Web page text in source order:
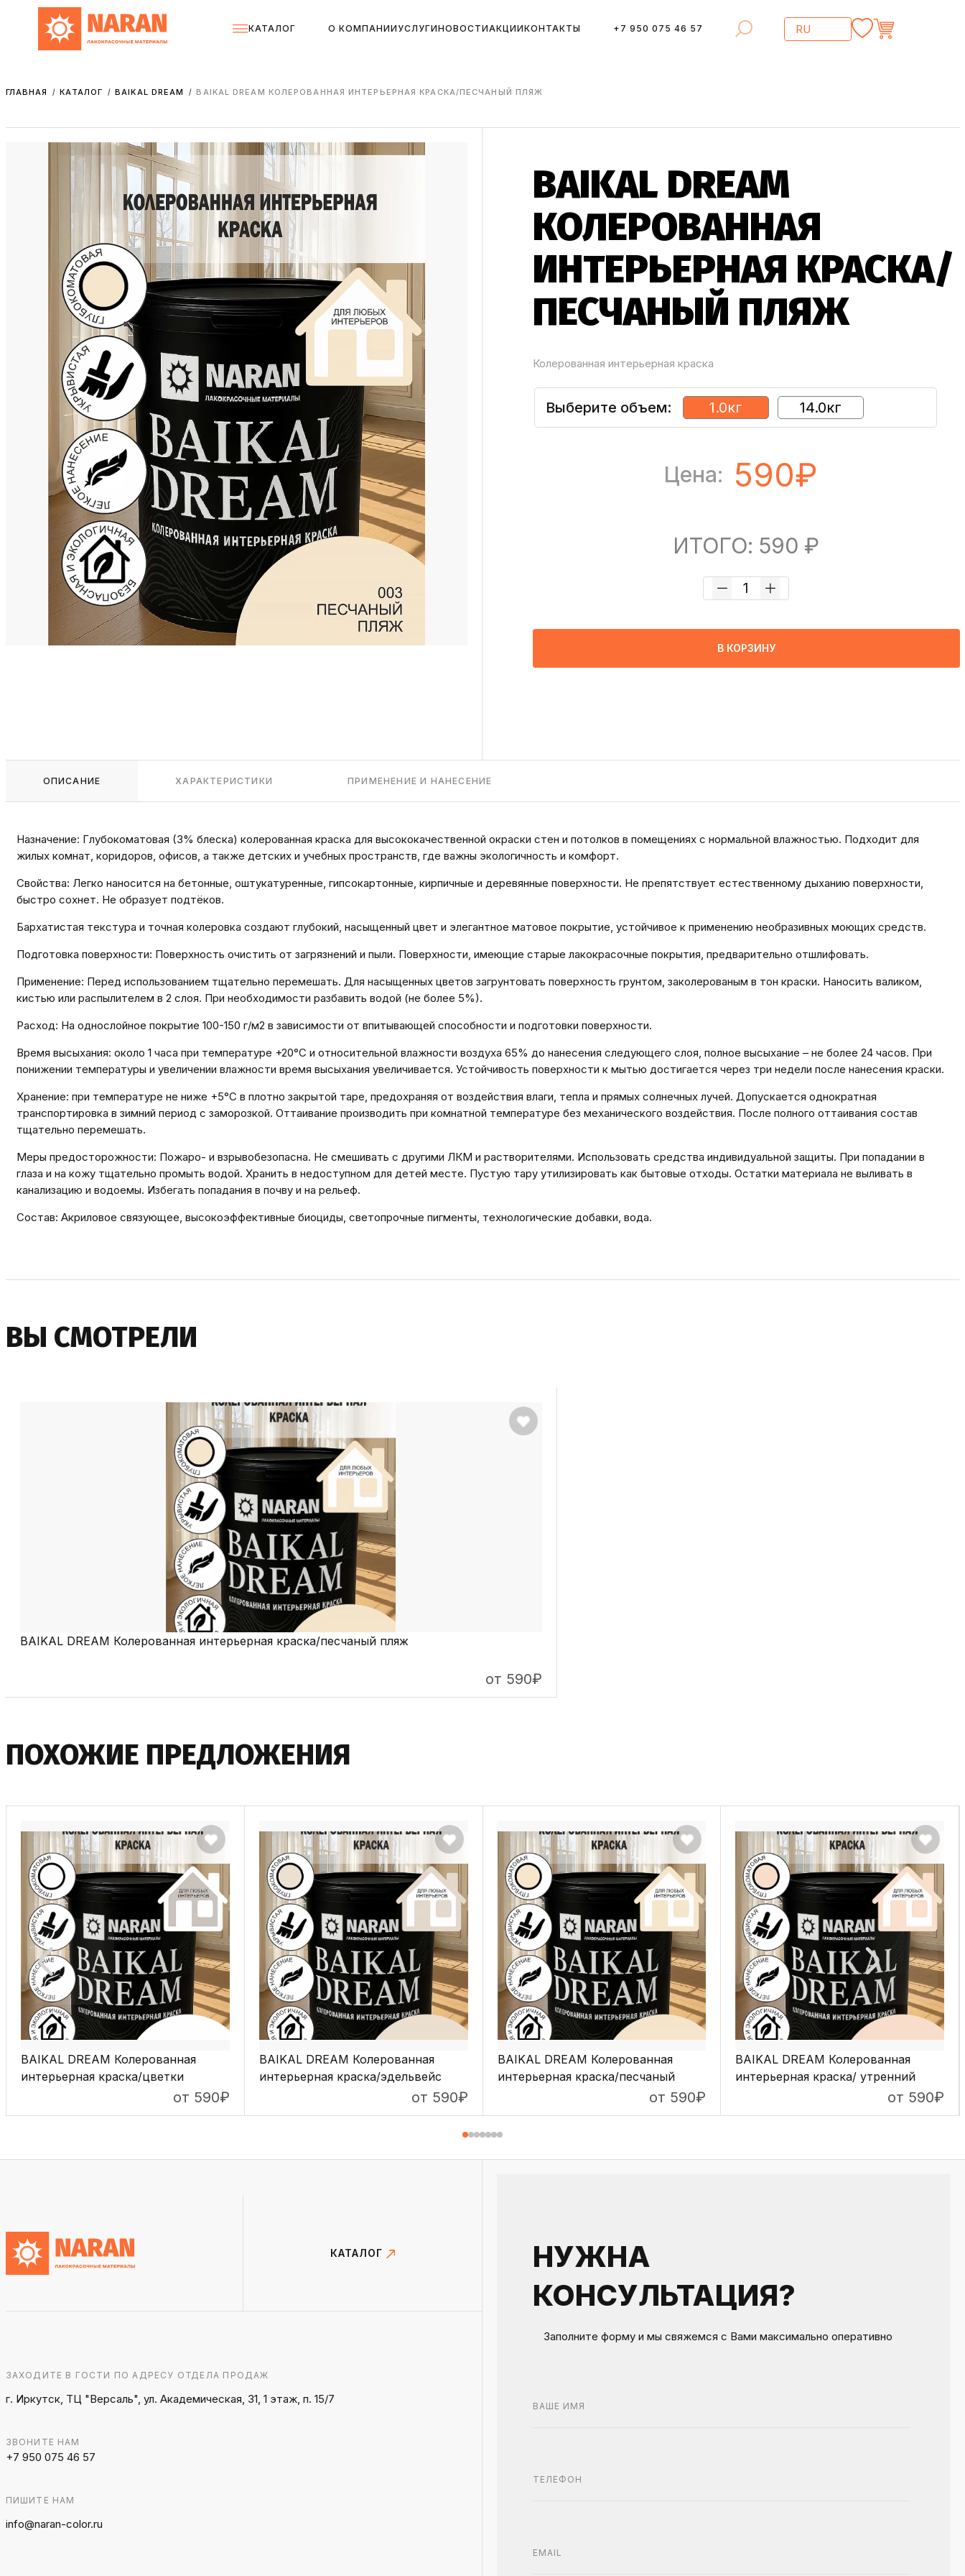
КАТАЛОГ О КОМПАНИИ УСЛУГИНОВОСТИАКЦИИКОНТАКТЫ +7 950 075 46 57
ГЛАВНАЯ / КАТАЛОГ / BAIKAL DREAM / BAIKAL DREAM КОЛЕРОВАННАЯ ИНТЕРЬЕРНАЯ КРАСКА/ПЕСЧАНЫЙ ПЛЯЖ
BAIKAL DREAM
КОЛЕРОВАННАЯ
ИНТЕРЬЕРНАЯ КРАСКА/
ПЕСЧАНЫЙ ПЛЯЖ
Колерованная интерьерная краска
Выберите объем: 1.0кг 14.0кг
Цена: 590₽
ИТОГО: 590 ₽
В КОРЗИНУ
ОПИСАНИЕ ХАРАКТЕРИСТИКИ ПРИМЕНЕНИЕ И НАНЕСЕНИЕ
Назначение: Глубокоматовая (3% блеска) колерованная краска для высококачественной окраски стен и потолков в помещениях с нормальной влажностью. Подходит для
жилых комнат, коридоров, офисов, а также детских и учебных пространств, где важны экологичность и комфорт.
Свойства: Легко наносится на бетонные, оштукатуренные, гипсокартонные, кирпичные и деревянные поверхности. Не препятствует естественному дыханию поверхности,
быстро сохнет. Не образует подтёков.
Бархатистая текстура и точная колеровка создают глубокий, насыщенный цвет и элегантное матовое покрытие, устойчивое к применению необразивных моющих средств.
Подготовка поверхности: Поверхность очистить от загрязнений и пыли. Поверхности, имеющие старые лакокрасочные покрытия, предварительно отшлифовать.
Применение: Перед использованием тщательно перемешать. Для насыщенных цветов загрунтовать поверхность грунтом, заколерованым в тон краски. Наносить валиком,
кистью или распылителем в 2 слоя. При необходимости разбавить водой (не более 5%).
Расход: На однослойное покрытие 100-150 г/м2 в зависимости от впитывающей способности и подготовки поверхности.
Время высыхания: около 1 часа при температуре +20°С и относительной влажности воздуха 65% до нанесения следующего слоя, полное высыхание – не более 24 часов. При
понижении температуры и увеличении влажности время высыхания увеличивается. Устойчивость поверхности к мытью достигается через три недели после нанесения краски.
Хранение: при температуре не ниже +5°С в плотно закрытой таре, предохраняя от воздействия влаги, тепла и прямых солнечных лучей. Допускается однократная
транспортировка в зимний период с заморозкой. Оттаивание производить при комнатной температуре без механического воздействия. После полного оттаивания состав
тщательно перемешать.
Меры предосторожности: Пожаро- и взрывобезопасна. Не смешивать с другими ЛКМ и растворителями. Использовать средства индивидуальной защиты. При попадании в
глаза и на кожу тщательно промыть водой. Хранить в недоступном для детей месте. Пустую тару утилизировать как бытовые отходы. Остатки материала не выливать в
канализацию и водоемы. Избегать попадания в почву и на рельеф.
Состав: Акриловое связующее, высокоэффективные биоциды, светопрочные пигменты, технологические добавки, вода.
ВЫ СМОТРЕЛИ
BAIKAL DREAM Колерованная интерьерная краска/песчаный пляж
от 590₽
ПОХОЖИЕ ПРЕДЛОЖЕНИЯ
BAIKAL DREAM Колерованная
интерьерная краска/цветки
от 590₽
ПОДРОБНЕЕ
BAIKAL DREAM Колерованная
интерьерная краска/эдельвейс
от 590₽
ПОДРОБНЕЕ
BAIKAL DREAM Колерованная
интерьерная краска/песчаный
от 590₽
ПОДРОБНЕЕ
BAIKAL DREAM Колерованная
интерьерная краска/ утренний
от 590₽
ПОДРОБНЕЕ
КАТАЛОГ
ЗАХОДИТЕ В ГОСТИ ПО АДРЕСУ ОТДЕЛА ПРОДАЖ
г. Иркутск, ТЦ "Версаль", ул. Академическая, 31, 1 этаж, п. 15/7
ЗВОНИТЕ НАМ
+7 950 075 46 57
ПИШИТЕ НАМ
info@naran-color.ru
НУЖНА
КОНСУЛЬТАЦИЯ?
Заполните форму и мы свяжемся с Вами максимально оперативно